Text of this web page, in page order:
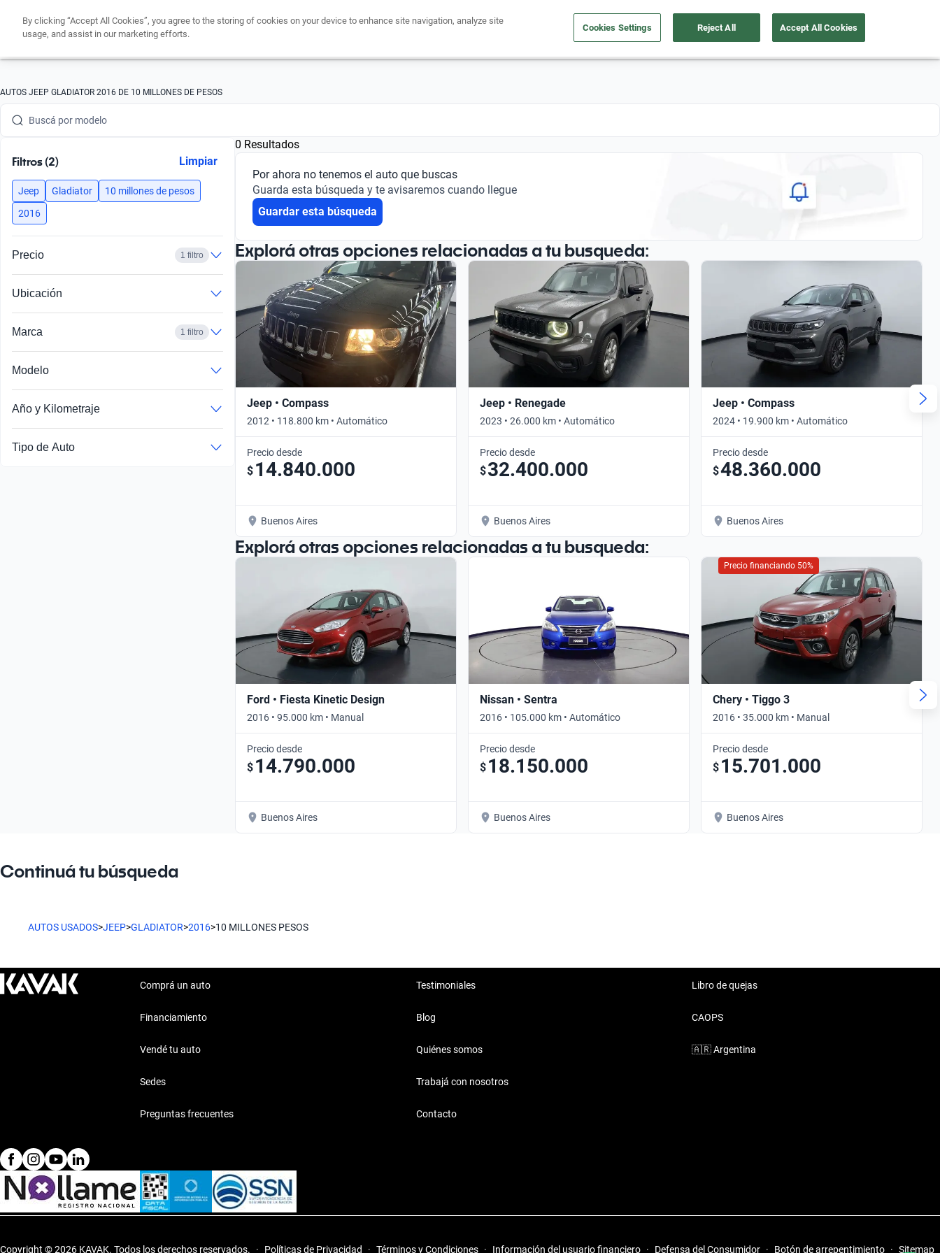
Comprá un auto Outlet de autos Soy Empresa Nosotros
AUTOS JEEP GLADIATOR 2016 DE 10 MILLONES DE PESOS
Buscá por marca
Buscá por modelo
Buscá por año
Buscá por marca
Buscá por versión
Filtros (2) Limpiar
Jeep Gladiator
10 millones de pesos
2016
Precio 1 filtro
Ubicación
Marca 1 filtro
Modelo
Año y Kilometraje
Tipo de Auto
0 Resultados
Por ahora no tenemos el auto que buscas
Guarda esta búsqueda y te avisaremos cuando llegue
Guardar esta búsqueda
Explorá otras opciones relacionadas a tu busqueda:
Jeep • Compass
2012 • 118.800 km • Automático
Precio desde
$ 14.840.000
Buenos Aires
Jeep • Renegade
2023 • 26.000 km • Automático
Precio desde
$32.400.000
Buenos Aires
Jeep • Compass
2024 • 19.900 km • Automático
Precio desde
$48.360.000
Buenos Aires
Explorá otras opciones relacionadas a tu busqueda:
Ford • Fiesta Kinetic Design
2016 • 95.000 km • Manual
Precio desde
$ 14.790.000
Buenos Aires
Nissan • Sentra
2016 • 105.000 km • Automático
Precio desde
$ 18.150.000
Buenos Aires
Precio financiando 50%
Chery • Tiggo 3
2016 • 35.000 km • Manual
Precio desde
$ 15.701.000
Buenos Aires
Continuá tu búsqueda
AUTOS USADOS>JEEP>GLADIATOR>2016>10 MILLONES PESOS
Comprá un auto
Financiamiento
Vendé tu auto
Sedes
Preguntas frecuentes
Testimoniales
Blog
Quiénes somos
Trabajá con nosotros
Contacto
Libro de quejas
CAOPS
🇦🇷 Argentina
Copyright © 2026 KAVAK. Todos los derechos reservados. · Políticas de Privacidad · Términos y Condiciones · Información del usuario financiero · Defensa del Consumidor · Botón de arrepentimiento · Sitemap
By clicking “Accept All Cookies”, you agree to the storing of cookies on your device to enhance site navigation, analyze site
usage, and assist in our marketing efforts.
Cookies Settings Reject All Accept All Cookies